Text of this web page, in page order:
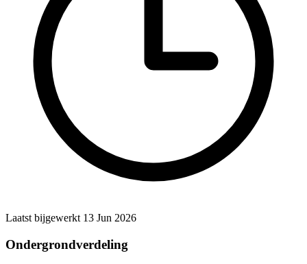
Laatst bijgewerkt 13 Jun 2026
Ondergrondverdeling